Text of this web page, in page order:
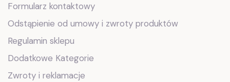
Formularz kontaktowy
Odstąpienie od umowy i zwroty produktów
Regulamin sklepu
Dodatkowe Kategorie
Zwroty i reklamacje